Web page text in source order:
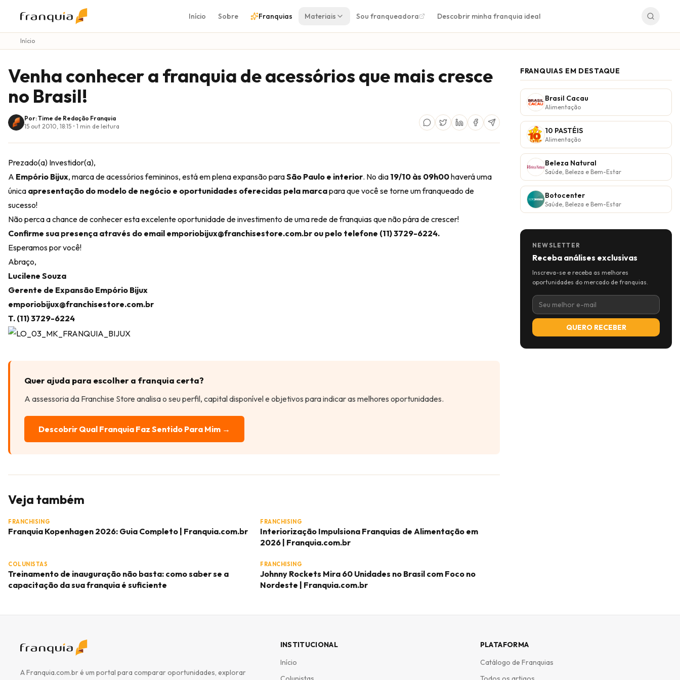
Início Sobre Franquias Materiais Sou franqueadora Descobrir minha franquia ideal
Início
Venha conhecer a franquia de acessórios que mais cresce
no Brasil!
Por: Time de Redação Franquia
15 out 2010, 18:15 • 1 min de leitura
Prezado(a) Investidor(a),
A Empório Bijux, marca de acessórios femininos, está em plena expansão paraSão Paulo e interior. No dia 19/10 às 09h00haverá uma
única apresentação do modelo de negócio e oportunidades oferecidas pela marcapara que você se torne um franqueado de
sucesso!
Não perca a chance de conhecer esta excelente oportunidade de investimento de uma rede de franquias que não pára de crescer!
Confirme sua presença através do email emporiobijux@franchisestore.com.br ou pelo telefone (11) 3729-6224.
Esperamos por você!
Abraço,
Lucilene Souza
Gerente de Expansão Empório Bijux
emporiobijux@franchisestore.com.br
T. (11) 3729-6224
Quer ajuda para escolher a franquia certa?
A assessoria da Franchise Store analisa o seu perfil, capital disponível e objetivos para indicar as melhores oportunidades.
Descobrir Qual Franquia Faz Sentido Para Mim →
Veja também
FRANCHISING
Franquia Kopenhagen 2026: Guia Completo | Franquia.com.br
FRANCHISING
Interiorização Impulsiona Franquias de Alimentação em
2026 | Franquia.com.br
COLUNISTAS
Treinamento de inauguração não basta: como saber se a
capacitação da sua franquia é suficiente
FRANCHISING
Johnny Rockets Mira 60 Unidades no Brasil com Foco no
Nordeste | Franquia.com.br
FRANQUIAS EM DESTAQUE
Brasil Cacau
Alimentação
10 PASTÉIS
Alimentação
Beleza Natural
Saúde, Beleza e Bem-Estar
Botocenter
Saúde, Beleza e Bem-Estar
NEWSLETTER
Receba análises exclusivas
Inscreva-se e receba as melhores
oportunidades do mercado de franquias.
QUERO RECEBER
A Franquia.com.br é um portal para comparar oportunidades, explorar
INSTITUCIONAL
Início
PLATAFORMA
Catálogo de Franquias